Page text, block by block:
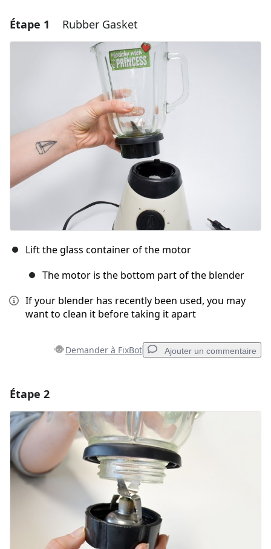
Étape 1 Rubber Gasket
Lift the glass container of the motor
The motor is the bottom part of the blender
If your blender has recently been used, you may
want to clean it before taking it apart
Demander à FixBot Ajouter un commentaire
Ajouter un commentaire
Annuler Publier un commentaire
Étape 2